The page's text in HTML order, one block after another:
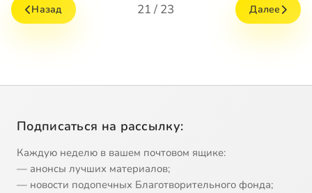
Назад 21 / 23 Далее
Подписаться на рассылку:
Каждую неделю в вашем почтовом ящике:
— анонсы лучших материалов;
— новости подопечных Благотворительного фонда;